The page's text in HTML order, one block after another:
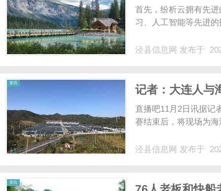
首先，纷析云拥有先
习、人工智能等先进
泾县信息网 发布于
资讯
记者：大连人与
超冠军奖杯
直播吧11月2日讯据记
赛结束后，将现场为
泾县信息网 发布于
资讯